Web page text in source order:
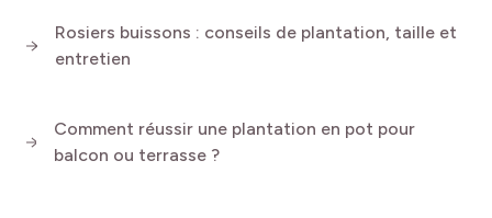
Plantez ALEXANDRE ASTIER® entre décembre et mars,
période propice aux nouvelles venues dans les jardins !
Rosiers buissons : conseils de plantation, taille et
entretien
Comment réussir une plantation en pot pour
balcon ou terrasse ?